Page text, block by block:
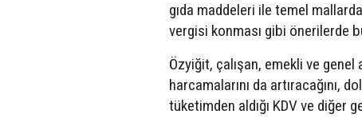
gıda maddeleri ile temel
vergisi konması gibi önerilerde
Özyiğit, çalışan, emekli ve
harcamalarını da artıracağını,
tüketimden aldığı KDV ve diğer